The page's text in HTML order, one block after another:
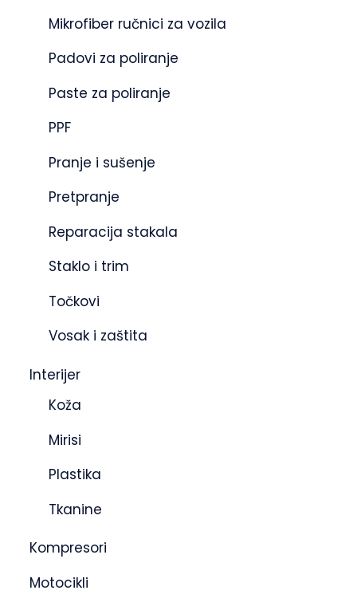
Mikrofiber ručnici za vozila
Padovi za poliranje
Paste za poliranje
PPF
Pranje i sušenje
Pretpranje
Reparacija stakala
Staklo i trim
Točkovi
Vosak i zaštita
Interijer
Koža
Mirisi
Plastika
Tkanine
Kompresori
Motocikli